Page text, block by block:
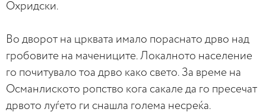
Охридски.
Во дворот на црквата имало пораснато дрво над
гробовите на мачениците. Локалното население
го почитувало тоа дрво како свето. За време на
Османлиското ропство кога сакале да го пресечат
дрвото луѓето ги снашла голема несреќа.